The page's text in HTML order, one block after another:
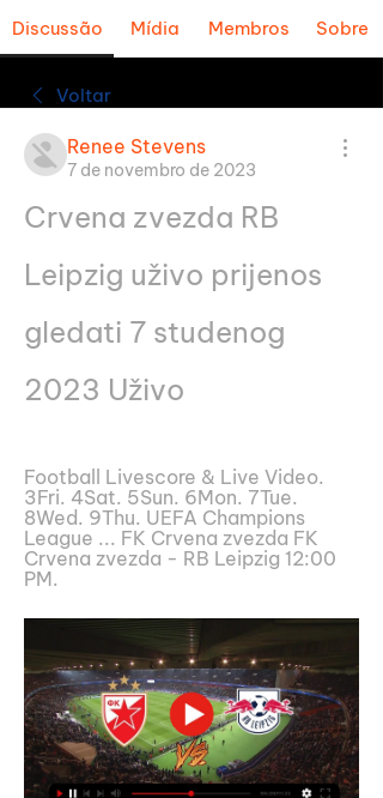
Discussão Mídia Membros Sobre
Voltar
Renee Stevens
7 de novembro de 2023
Crvena zvezda RB
Leipzig uživo prijenos
gledati 7 studenog
2023 Uživo
Football Livescore & Live Video.
3Fri. 4Sat. 5Sun. 6Mon. 7Tue.
8Wed. 9Thu. UEFA Champions
League ... FK Crvena zvezda FK
Crvena zvezda - RB Leipzig 12:00
PM.